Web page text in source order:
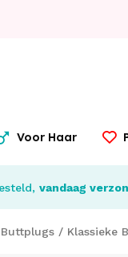
Voor Haar
vandaag
Buttplugs / Klassieke